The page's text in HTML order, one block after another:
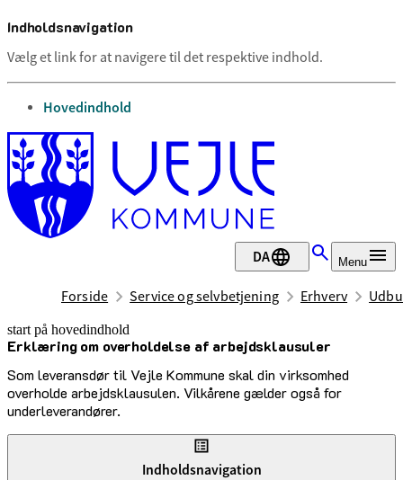
Indholdsnavigation
Vælg et link for at navigere til det respektive indhold.
gå til
Hovedindhold
DA Menu
Forside Service og selvbetjening Erhverv
start på hovedindhold
Erklæring om overholdelse af arbejdsklausuler
Som leveransdør til Vejle Kommune skal din virksomhed
overholde arbejdsklausulen. Vilkårene gælder også for
underleverandører.
senest opdateret 28. marts 2025
Indholdsnavigation